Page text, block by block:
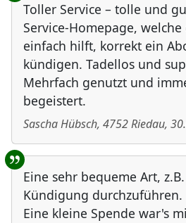
Toller Service – tolle und
Service-Homepage,
einfach hilft, korrekt ein
kündigen. Tadellos und
Mehrfach genutzt und
begeistert.
Sascha Hübsch, 4752Riedau,
Eine sehr bequeme Art,
Kündigung durchzuführen.
Eine kleine Spende war's